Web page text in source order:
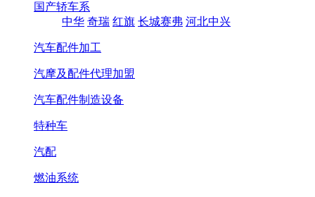
国产轿车系
中华 奇瑞 红旗 长城赛弗 河北中兴
汽车配件加工
汽摩及配件代理加盟
汽车配件制造设备
特种车
汽配
燃油系统